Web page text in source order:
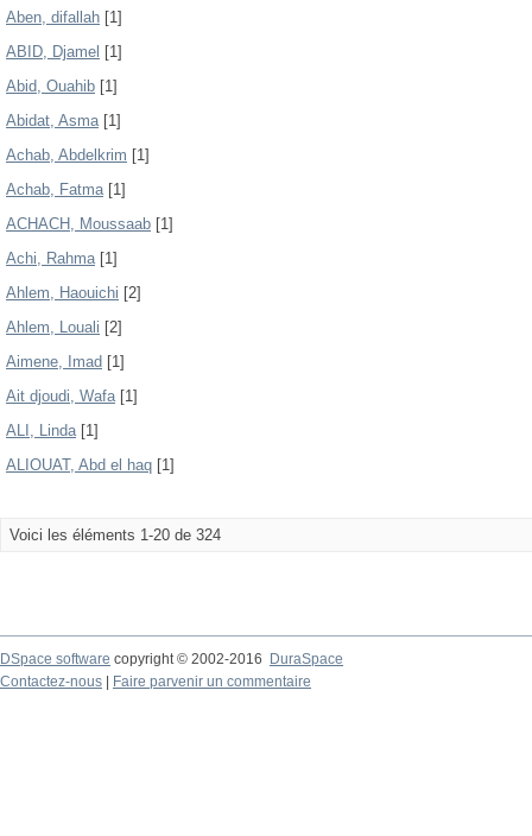
Aben, difallah [1]
ABID, Djamel [1]
Abid, Ouahib [1]
Abidat, Asma[1]
Achab, Abdelkrim [1]
Achab, Fatma[1]
ACHACH, Moussaab [1]
Achi, Rahma[1]
Ahlem, Haouichi [2]
Ahlem, Louali [2]
Aimene, Imad [1]
Ait djoudi, Wafa[1]
ALI, Linda[1]
ALIOUAT, Abd el haq [1]
Voici les éléments 1-20 de 324
DSpace software copyright © 2002-2016
DuraSpace
Contactez-nous
Faire parvenir un commentaire